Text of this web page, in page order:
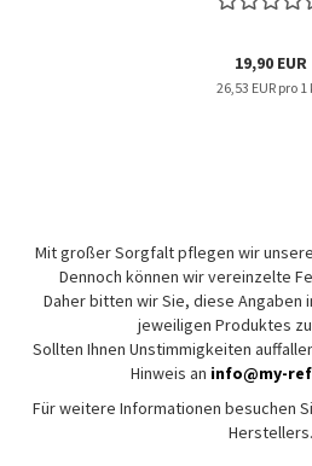
19,90 EUR
26,53 EUR pro 1
Mit großer Sorgfalt pflegen wir
Dennoch können wir vereinzelte
Daher bitten wir Sie, diese Angaben
jeweiligen Produktes
Sollten Ihnen Unstimmigkeiten
Hinweis an info@my-
Für weitere Informationen besuchen
Herstellers.